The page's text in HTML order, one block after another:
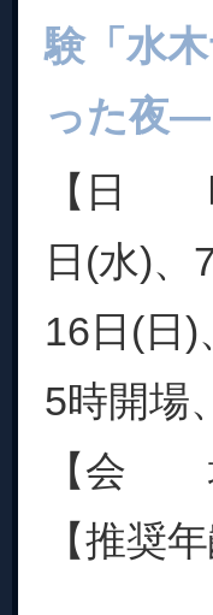
験「水
った夜―
【日
日(水)、
16日(日)
5時開場
【会
【推奨